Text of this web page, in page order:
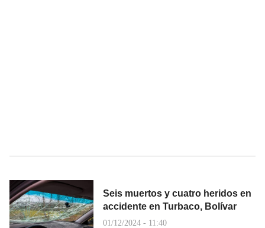
Seis muertos y cuatro heridos en
accidente en Turbaco, Bolívar
01/12/2024 - 11:40